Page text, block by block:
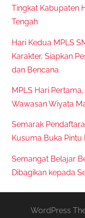
Tingkat Kabupaten
Tengah
Hari Kedua MPLS
Karakter, Siapkan
dan Bencana
MPLS Hari
Wawasan Wiyata
Semarak
Kusuma Buka Pintu
Semangat Belajar
Dibagikan kepada
WordPress